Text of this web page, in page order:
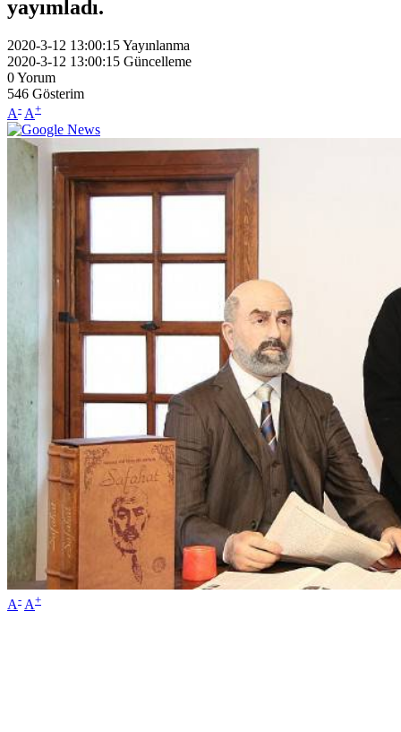
yayımladı.
2020-3-12 13:00:15Yayınlanma
2020-3-12 13:00:15 Güncelleme
0Yorum
546 Gösterim
A- A+
A- A+